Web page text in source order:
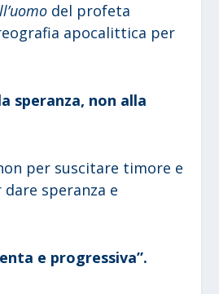
del profeta
apocalittica per
speranza, non alla
per suscitare timore e
speranza e
e progressiva”.